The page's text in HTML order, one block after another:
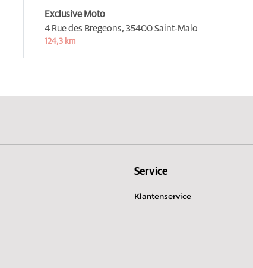
Exclusive Moto
4 Rue des Bregeons, 35400 Saint-Malo
124,3 km
Service
Klantenservice